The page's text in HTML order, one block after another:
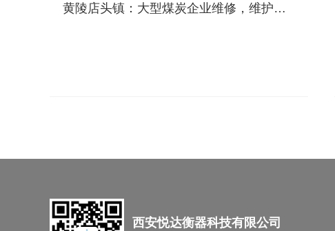
黄陵店头镇：大型煤炭企业维修，维护，保养
西安悦达衡器科技有限公司